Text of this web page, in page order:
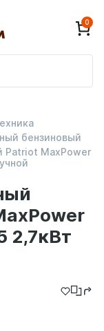
0
2,7кВт
бензиновый
Patriot MaxPower